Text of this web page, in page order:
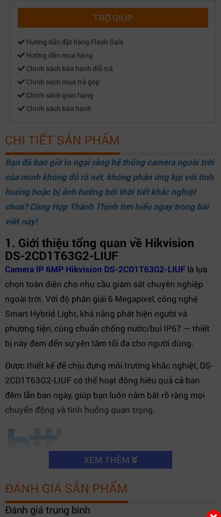
TRỢ GIÚP
Hướng dẫn đặt hàng Flash Sale
Hướng dẫn mua hàng
Chính sách bảo hành đổi trả
Chính sách mua trả góp
Chính sách giao hàng
Chính sách bảo hành
CHI TIẾT SẢN PHẨM
Bạn đã bao giờ lo ngại rằng hệ thống camera ngoài trời
của mình không đủ rõ nét, không phản ứng kịp với tình
huống hoặc bị ảnh hưởng bởi thời tiết khắc nghiệt
chưa? CùngHợp Thành Thịnh tìm hiểu ngay trong bài
viết này!
1. Giới thiệu tổng quan về Hikvision
DS-2CD1T63G2-LIUF
Camera IP 6MP Hikvision DS-2CD1T63G2-LIUF là lựa
chọn toàn diện cho nhu cầu giám sát chuyên nghiệp
ngoài trời. Với độ phân giải 6 Megapixel, công nghệ
Smart Hybrid Light, khả năng phát hiện người và
phương tiện, cùng chuẩn chống nước/bụi IP67 — thiết
bị này đem đến sự yên tâm tối đa cho người dùng.
Được thiết kế để chịu đựng môi trường khắc nghiệt, DS-
2CD1T63G2-LIUF có thể hoạt động hiệu quả cả ban
đêm lẫn ban ngày, giúp bạn luôn nắm bắt rõ ràng mọi
chuyển động và tình huống quan trọng.
XEM THÊM
ĐÁNH GIÁ SẢN PHẨM
Đánh giá trung bình